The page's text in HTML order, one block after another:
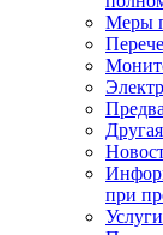
Меры
при